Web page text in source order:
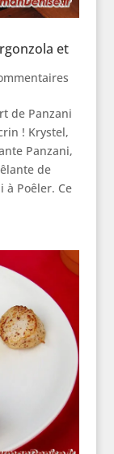
et
de Panzani
! Krystel,
Panzani,
de
à Poêler. Ce